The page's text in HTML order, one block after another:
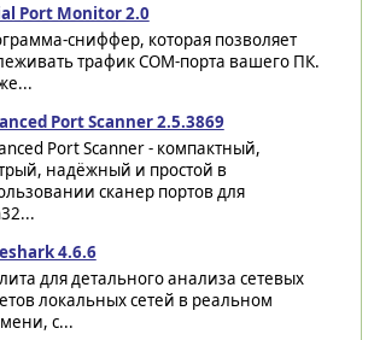
Port Monitor 2.0
сниффер, которая позволяет
трафик COM-порта вашего ПК.
Port Scanner 2.5.3869
Port Scanner - компактный,
надёжный и простой в
сканер портов для
4.6.6
для детального анализа сетевых
локальных сетей в реальном
с...